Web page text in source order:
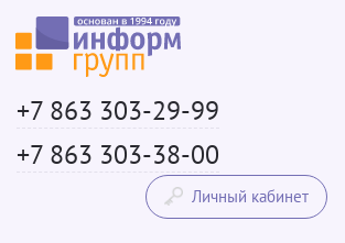
+7 863 303-29-99
+7 863 303-38-00
Личный кабинет